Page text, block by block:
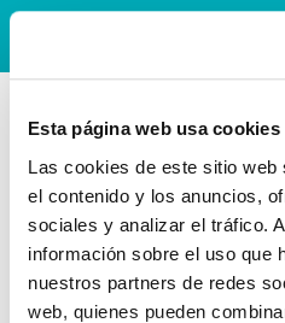
Esta página web usa cookies
Las cookies de este sitio
el contenido y los anuncios,
sociales y analizar el tráfico.
información sobre el uso que
nuestros partners de redes
web, quienes pueden